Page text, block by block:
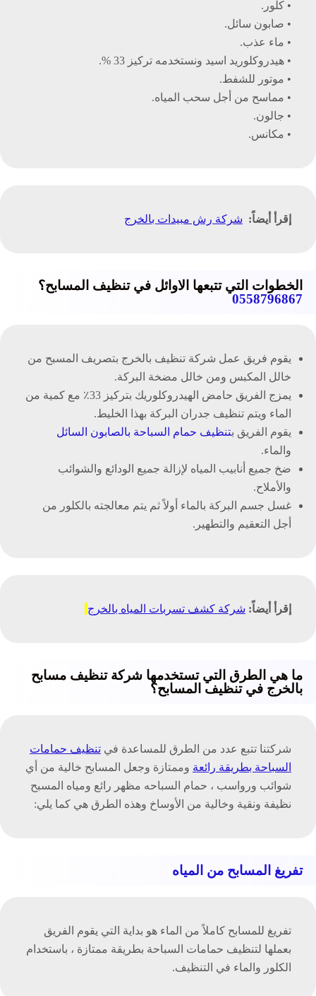
• كلور.
• صابون سائل.
• ماء عذب.
• هيدروكلوريد اسيد ونستخدمه تركيز 33 %.
• موتور للشفط.
• مماسح من أجل سحب المياه.
• جالون.
• مكانس.
إقرأ أيضاً: شركة رش مبيدات بالخرج
الخطوات التي تتبعها الاوائل في تنظيف المسابح؟
0558796867
يقوم فريق عمل شركة تنظيف بالخرج بتصريف المسبح من
خالل المكبس ومن خالل مضخة البركة.
يمزج الفريق حامض الهيدروكلوريك بتركيز 33٪ مع كمية من
الماء ويتم تنظيف جدران البركة بهذا الخليط.
يقوم الفريق بتنظيف حمام السباحة بالصابون السائل
والماء.
ضخ ﺟﻤﻴﻊ أﻧﺎﺑﻴﺐ اﻟﻤﻴﺎﻩ ﻹزاﻟﺔ ﺟﻤﻴﻊ اﻟﻮداﺋﻊ واﻟﺸﻮاﺋﺐ
واﻷﻣﻼح.
غسل جسم البركة بالماء أولاً ثم يتم معالجته بالكلور من
أجل التعقيم والتطهير.
إقرأ أيضاً: شركة كشف تسربات المياه بالخرج
ما هي الطرق التي تستخدمها شركة تنظيف مسابح
بالخرج في تنظيف المسابح؟
شركتنا تتبع عدد من الطرق للمساعدة في تنظيف حمامات
السباحة بطريقة رائعة وممتازة وجعل المسابح خالية من أي
شوائب ورواسب ، حمام السباحه مظهر رائع ومياه المسبح
نظيفة ونقية وخالية من الأوساخ وهذه الطرق هي كما يلي:
تفريغ المسابح من المياه
تفريغ للمسابح كاملاً من الماء هو بداية التي يقوم الفريق
بعملها لتنظيف حمامات السباحة بطريقة ممتازة ، باستخدام
الكلور والماء في التنظيف.